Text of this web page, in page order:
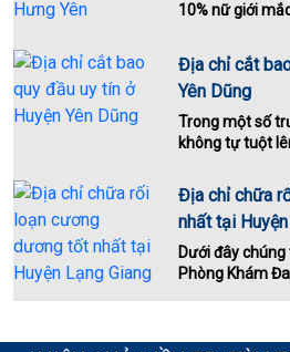
10% nữ giới
Địa chỉ cắt
Yên Dũng
Trong một số
không tự tuột
Địa chỉ chữa
nhất tại
Dưới đây
Phòng Khám